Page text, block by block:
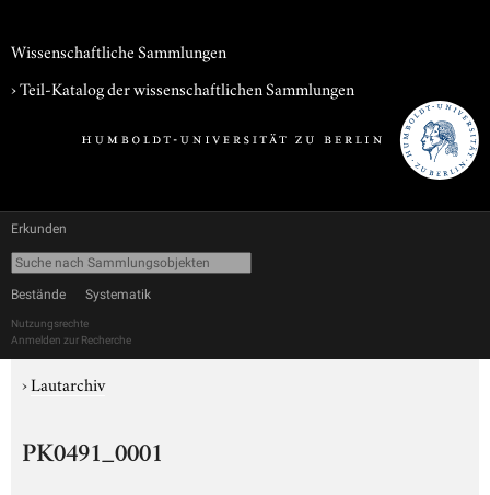
Wissenschaftliche Sammlungen
› Teil-Katalog der wissenschaftlichen Sammlungen
Erkunden
Bestände Systematik
Nutzungsrechte
Anmelden zur Recherche
›Lautarchiv
PK0491_0001